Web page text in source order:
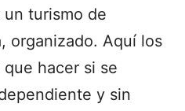
turismo de
organizado. Aquí los
hacer si se
y sin